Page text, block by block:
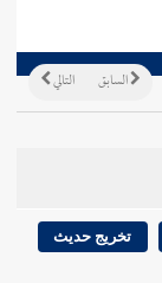
التالي السابق
تخريج حديث